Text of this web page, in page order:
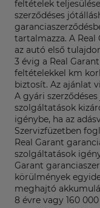
feltételek
szerződéses
tartalmazza. A Real
az autó első
3 évig a Real
feltételekkel km
biztosít. Az ajánlat
A gyári
szolgáltatások
igénybe, ha az
Szervizfüzetben
Real Garant
szolgáltatások
Garant
körülmények
meghajtó
8 évre vagy 160